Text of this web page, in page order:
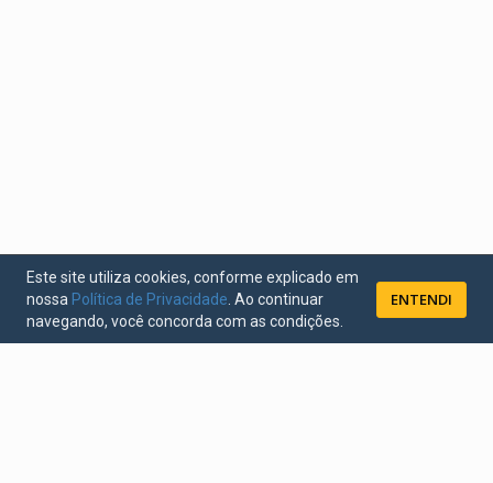
Este site utiliza cookies, conforme explicado em
nossa Política de Privacidade . Ao continuar
navegando, você concorda com as condições.
ENTENDI